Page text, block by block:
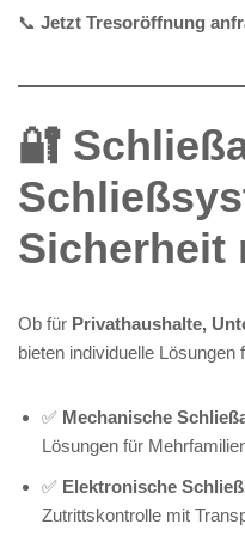
📞 Jetzt Tresoröffnung
🔐
Sicherheit
Ob für Privathaushalte,
bieten individuelle
✅ Mechanische
Lösungen für
✅ Elektronische
Zutrittskontrolle mit